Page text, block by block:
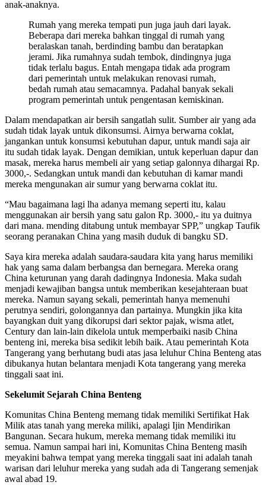
anak-anaknya.
Rumah yang mereka tempati pun juga jauh dari layak.
Beberapa dari mereka bahkan tinggal di rumah yang
beralaskan tanah, berdinding bambu dan beratapkan
jerami. Jika rumahnya sudah tembok, dindingnya juga
tidak terlalu bagus. Entah mengapa tidak ada program
dari pemerintah untuk melakukan renovasi rumah,
bedah rumah atau semacamnya. Padahal banyak sekali
program pemerintah untuk pengentasan kemiskinan.
Dalam mendapatkan air bersih sangatlah sulit. Sumber air yang ada
sudah tidak layak untuk dikonsumsi. Airnya berwarna coklat,
jangankan untuk konsumsi kebutuhan dapur, untuk mandi saja air
itu sudah tidak layak. Dengan demikian, untuk keperluan dapur dan
masak, mereka harus membeli air yang setiap galonnya dihargai Rp.
3000,-. Sedangkan untuk mandi dan kebutuhan di kamar mandi
mereka mengunakan air sumur yang berwarna coklat itu.
“Mau bagaimana lagi lha adanya memang seperti itu, kalau
menggunakan air bersih yang satu galon Rp. 3000,- itu ya duitnya
dari mana. mending ditabung untuk membayar SPP,” ungkap Taufik
seorang peranakan China yang masih duduk di bangku SD.
Saya kira mereka adalah saudara-saudara kita yang harus memiliki
hak yang sama dalam berbangsa dan bernegara. Mereka orang
China keturunan yang darah dadingnya Indonesia. Maka sudah
menjadi kewajiban bangsa untuk memberikan kesejahteraan buat
mereka. Namun sayang sekali, pemerintah hanya memenuhi
perutnya sendiri, golongannya dan partainya. Mungkin jika kita
bayangkan duit yang dikorupsi dari sektor pajak, wisma atlet,
Century dan lain-lain dikelola untuk memperbaiki nasib China
benteng ini, mereka bisa sedikit lebih baik. Atau pemerintah Kota
Tangerang yang berhutang budi atas jasa leluhur China Benteng atas
dibukanya hutan belantara menjadi Kota tangerang yang mereka
tinggali saat ini.
Sekelumit Sejarah China Benteng
Komunitas China Benteng memang tidak memiliki Sertifikat Hak
Milik atas tanah yang mereka miliki, apalagi Ijin Mendirikan
Bangunan. Secara hukum, mereka memang tidak memiliki itu
semua. Namun sampai hari ini, Komunitas China Benteng masih
meyakini bahwa tempat yang mereka tinggali saat ini adalah tanah
warisan dari leluhur mereka yang sudah ada di Tangerang semenjak
awal abad 19.